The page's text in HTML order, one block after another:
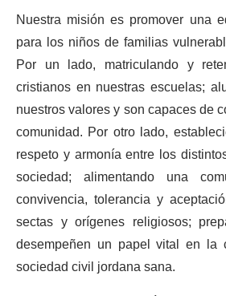
Nuestra misión es promover una
para los niños de familias
Por un lado, matriculando y
cristianos en nuestras escuelas;
nuestros valores y son capaces de
comunidad. Por otro lado,
respeto y armonía entre los
sociedad; alimentando una
convivencia, tolerancia y
sectas y orígenes religiosos;
desempeñen un papel vital en la
sociedad civil jordana sana.